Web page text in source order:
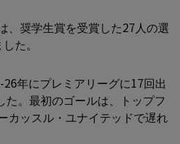
、奨学生賞を受賞した27人の選
た。
年にプレミアリーグに17回出
た。最初のゴールは、トップフ
カッスル・ユナイテッドで遅れ